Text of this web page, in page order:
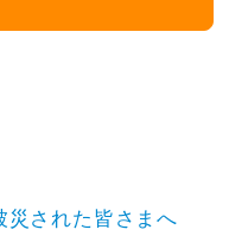
災された皆さまへ